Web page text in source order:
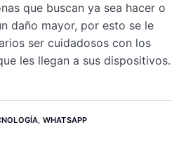
que buscan ya sea hacer o
daño mayor, por esto se le
ser cuidadosos con los
les llegan a sus dispositivos.
, WHATSAPP